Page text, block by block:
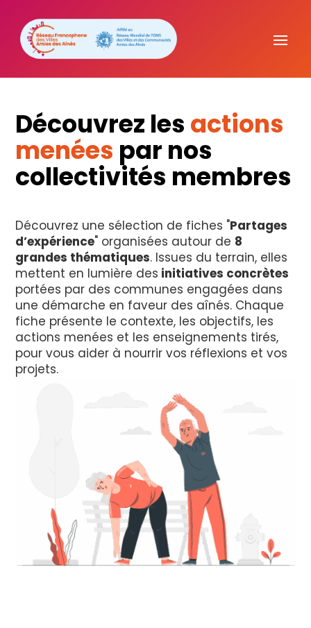
Découvrez les actions
menées par nos
collectivités membres
Découvrez une sélection de fiches "Partages
d’expérience" organisées autour de 8
grandes thématiques. Issues du terrain, elles
mettent en lumière des initiatives concrètes
portées par des communes engagées dans
une démarche en faveur des aînés. Chaque
fiche présente le contexte, les objectifs, les
actions menées et les enseignements tirés,
pour vous aider à nourrir vos réflexions et vos
projets.